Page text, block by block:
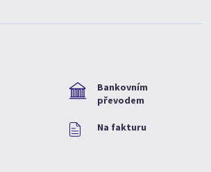
Bankovním
převodem
Na fakturu